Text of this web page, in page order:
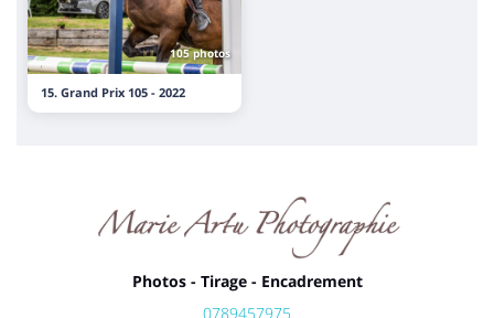
105 photos
15. Grand Prix 105 - 2022
Photos - Tirage - Encadrement
0789457975